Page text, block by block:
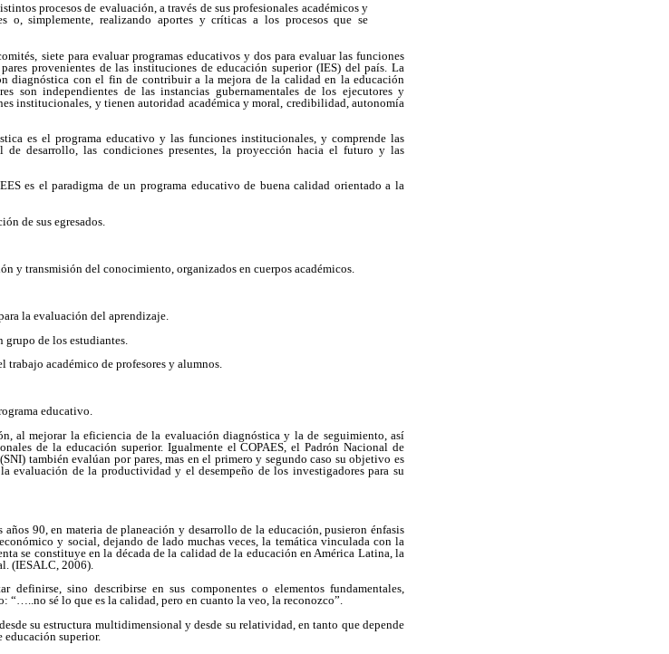
procesos de evaluación, a través de sus profesionales académicos y
o, simplemente, realizando aportes y críticas a los procesos que se
siete para evaluar programas educativos y dos para evaluar las funciones
provenientes de las instituciones de educación superior (IES) del país. La
diagnóstica con el fin de contribuir a la mejora de la calidad en la educación
son independientes de las instancias gubernamentales de los ejecutores y
institucionales, y tienen autoridad académica y moral, credibilidad, autonomía
es el programa educativo y las funciones institucionales, y comprende las
de desarrollo, las condiciones presentes, la proyección hacia el futuro y las
es el paradigma de un programa educativo de buena calidad orientado a la
de sus egresados.
y transmisión del conocimiento, organizados en cuerpos académicos.
la evaluación del aprendizaje.
de los estudiantes.
trabajo académico de profesores y alumnos.
educativo.
al mejorar la eficiencia de la evaluación diagnóstica y la de seguimiento, así
de la educación superior. Igualmente el COPAES, el Padrón Nacional de
también evalúan por pares, mas en el primero y segundo caso su objetivo es
evaluación de la productividad y el desempeño de los investigadores para su
90, en materia de planeación y desarrollo de la educación, pusieron énfasis
y social, dejando de lado muchas veces, la temática vinculada con la
se constituye en la década de la calidad de la educación en América Latina, la
(IESALC, 2006).
sino describirse en sus componentes o elementos fundamentales,
“…..no sé lo que es la calidad, pero en cuanto la veo, la reconozco”.
su estructura multidimensional y desde su relatividad, en tanto que depende
educación superior.